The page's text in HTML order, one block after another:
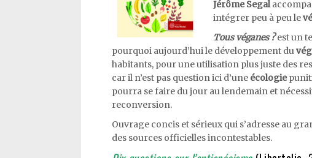
Jérôme Segal
intégrer peu à peu le
Tous véganes ?est un
pourquoi aujourd’hui le développement du
habitants, pour une utilisation plus juste des
car il n’est pas question ici d’une écologie
pourra se faire du jour au lendemain et
reconversion.
Ouvrage concis et sérieux qui s’adresse au
des sources officielles incontestables.